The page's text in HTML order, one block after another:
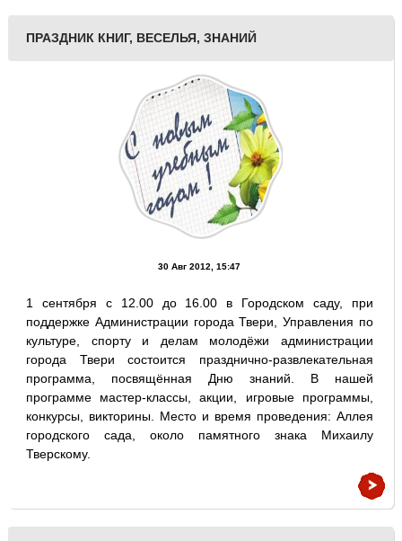
ПРАЗДНИК КНИГ, ВЕСЕЛЬЯ, ЗНАНИЙ
30 Авг 2012, 15:47
1 сентября с 12.00 до 16.00 в Городском саду, при
поддержке Администрации города Твери, Управления по
культуре, спорту и делам молодёжи администрации
города Твери состоится празднично-развлекательная
программа, посвящённая Дню знаний. В нашей
программе мастер-классы, акции, игровые программы,
конкурсы, викторины. Место и время проведения: Аллея
городского сада, около памятного знака Михаилу
Тверскому.